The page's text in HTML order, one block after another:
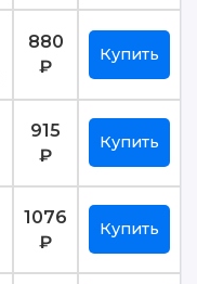
880
₽
Купить
915
₽
Купить
1076
₽
Купить